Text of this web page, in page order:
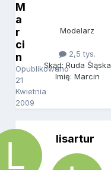
M
a
r
ci
n
Opublikowano
21
Kwietnia
2009
Modelarz
2,5 tys.
Skąd: Ruda Śląska
Imię: Marcin
lisartur